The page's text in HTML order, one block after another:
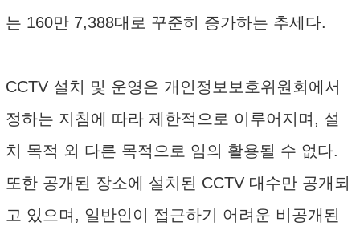
는 160만 7,388대로 꾸준히 증가하는 추세다.
CCTV 설치 및 운영은 개인정보보호위원회에서
정하는 지침에 따라 제한적으로 이루어지며, 설
치 목적 외 다른 목적으로 임의 활용될 수 없다.
또한 공개된 장소에 설치된 CCTV 대수만 공개되
고 있으며, 일반인이 접근하기 어려운 비공개된